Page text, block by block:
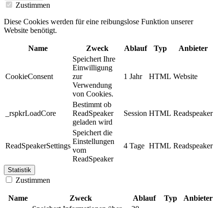
Zustimmen
Diese Cookies werden für eine reibungslose Funktion unserer
Website benötigt.
Name Zweck Ablauf Typ Anbieter
CookieConsent
Speichert Ihre
Einwilligung
zur
Verwendung
von Cookies.
1 Jahr HTML Website
_rspkrLoadCore
Bestimmt ob
ReadSpeaker
geladen wird
Session HTML Readspeaker
ReadSpeakerSettings
Speichert die
Einstellungen
vom
ReadSpeaker
4 Tage HTML Readspeaker
Statistik
Zustimmen
Name Zweck Ablauf Typ
Anbieter